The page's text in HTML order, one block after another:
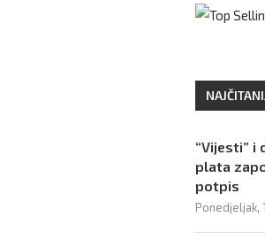
“Vijesti” i
plata
potpis
Ponedjeljak,